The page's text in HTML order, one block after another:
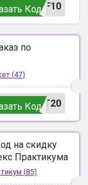
F10
Код
по
(47)
T20
Код
на скидку
Практикума
(85)